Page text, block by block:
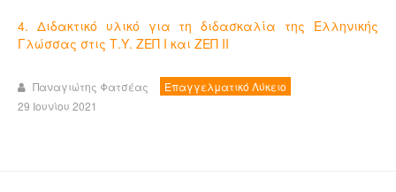
4. Διδακτικό υλικό για τη διδασκαλία της Ελληνικής
Γλώσσας στις Τ.Υ. ΖΕΠ Ι και ΖΕΠ ΙΙ
Παναγιώτης Φατσέας
Επαγγελματικό Λύκειο
29 Ιουνίου 2021